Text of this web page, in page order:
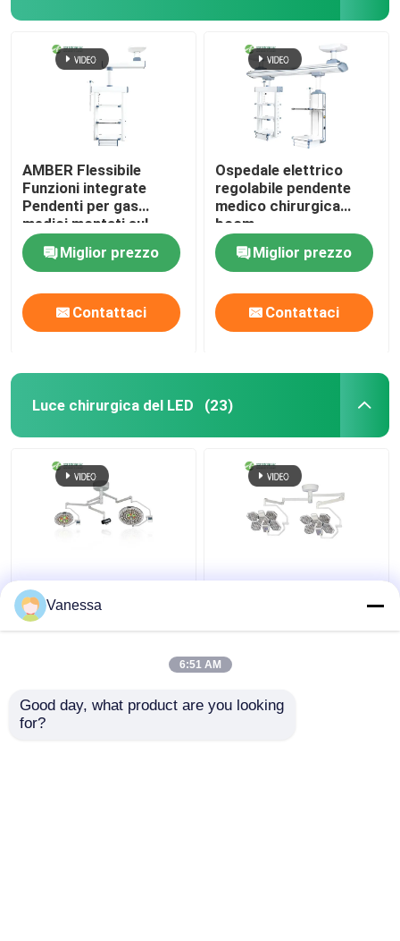
AMBER Flessibile
Funzioni integrate
Pendenti per gas
medici montati sul
soffitto
Miglior prezzo
Contattaci
Ospedale elettrico
regolabile pendente
medico chirurgica
boom
Miglior prezzo
Contattaci
Luce chirurgica del LED (23)
Hoapital Luce
chirurgica senza
ombra Lampade
Lampade chirurgiche in
AMBER Lampade
ospedaliera
Vanessa
6:51 AM
Good day, what product are you looking
for?